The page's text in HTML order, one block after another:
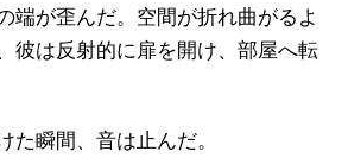
端が歪んだ。空間が折れ曲がるよ
彼は反射的に扉を開け、部屋へ転
た瞬間、音は止んだ。